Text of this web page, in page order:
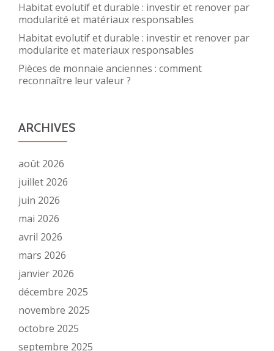
Habitat evolutif et durable : investir et renover par
modularité et matériaux responsables
Habitat evolutif et durable : investir et renover par
modularite et materiaux responsables
Pièces de monnaie anciennes : comment
reconnaître leur valeur ?
ARCHIVES
août 2026
juillet 2026
juin 2026
mai 2026
avril 2026
mars 2026
janvier 2026
décembre 2025
novembre 2025
octobre 2025
septembre 2025